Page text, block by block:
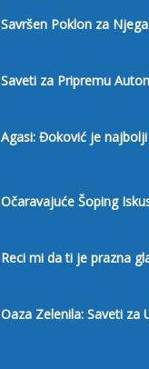
Savršen Poklon za
Saveti za Pripremu
Agasi: Đoković je najbolji
Očaravajuće Šoping
Reci mi da ti je prazna
Oaza Zelenila: Saveti za